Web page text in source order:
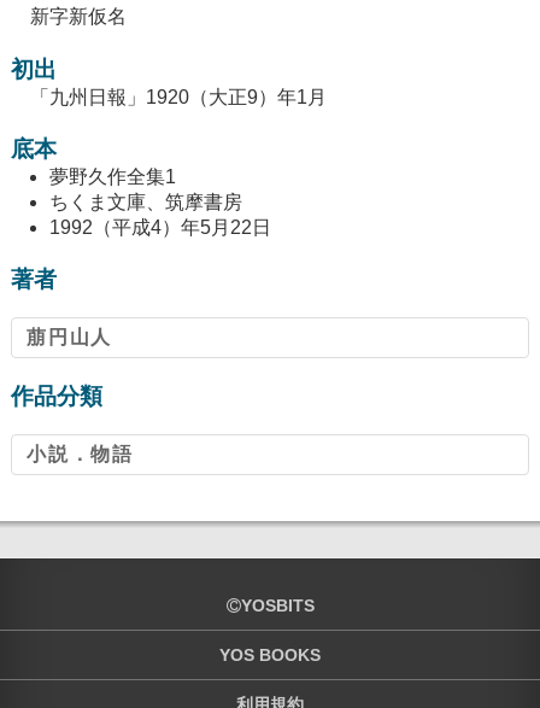
新字新仮名
初出
「九州日報」1920（大正9）年1月
底本
夢野久作全集1
ちくま文庫、筑摩書房
1992（平成4）年5月22日
著者
萠円山人
作品分類
小説．物語
YOSBITS
YOS BOOKS